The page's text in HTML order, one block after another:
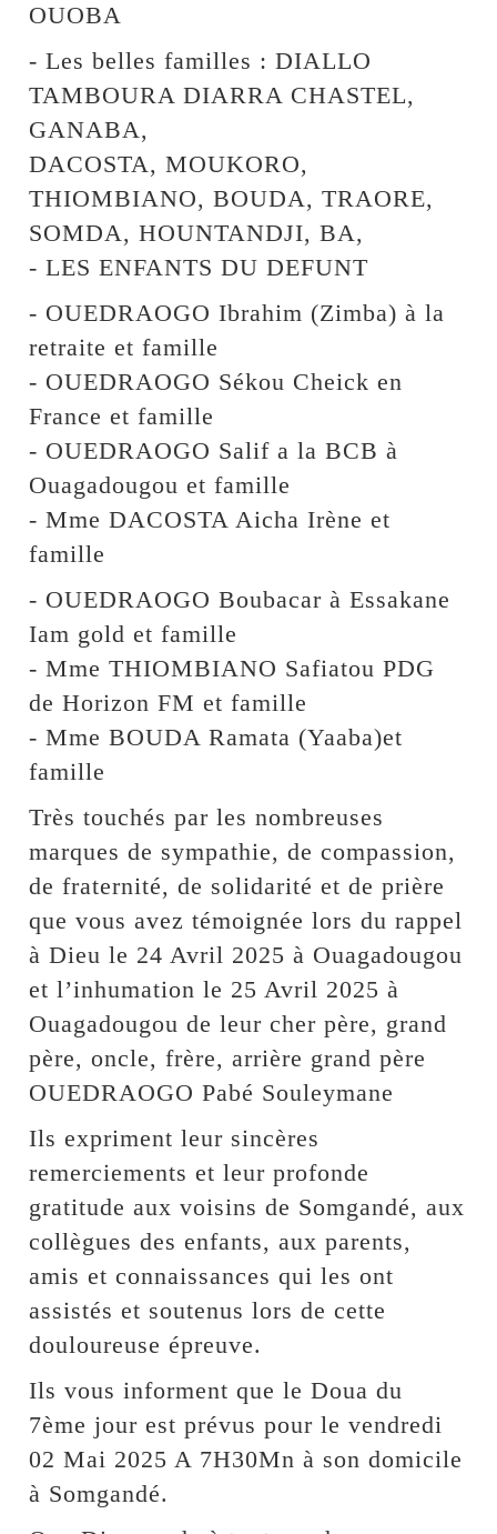
OUOBA
- Les belles familles : DIALLO
TAMBOURA DIARRA CHASTEL,
GANABA,
DACOSTA, MOUKORO,
THIOMBIANO, BOUDA, TRAORE,
SOMDA, HOUNTANDJI, BA,
- LES ENFANTS DU DEFUNT
- OUEDRAOGO Ibrahim (Zimba) à la
retraite et famille
- OUEDRAOGO Sékou Cheick en
France et famille
- OUEDRAOGO Salif a la BCB à
Ouagadougou et famille
- Mme DACOSTA Aicha Irène et
famille
- OUEDRAOGO Boubacar à Essakane
Iam gold et famille
- Mme THIOMBIANO Safiatou PDG
de Horizon FM et famille
- Mme BOUDA Ramata (Yaaba)et
famille
Très touchés par les nombreuses
marques de sympathie, de compassion,
de fraternité, de solidarité et de prière
que vous avez témoignée lors du rappel
à Dieu le 24 Avril 2025 à Ouagadougou
et l’inhumation le 25 Avril 2025 à
Ouagadougou de leur cher père, grand
père, oncle, frère, arrière grand père
OUEDRAOGO Pabé Souleymane
Ils expriment leur sincères
remerciements et leur profonde
gratitude aux voisins de Somgandé, aux
collègues des enfants, aux parents,
amis et connaissances qui les ont
assistés et soutenus lors de cette
douloureuse épreuve.
Ils vous informent que le Doua du
7ème jour est prévus pour le vendredi
02 Mai 2025 A 7H30Mn à son domicile
à Somgandé.